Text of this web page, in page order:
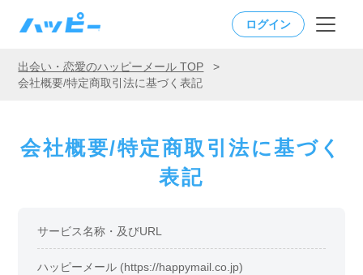
ログイン
出会い・恋愛のハッピーメール TOP
>
会社概要/特定商取引法に基づく表記
会社概要/特定商取引法に基づく
表記
サービス名称・及びURL
ハッピーメール (https://happymail.co.jp)